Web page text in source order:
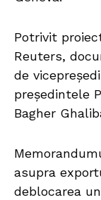
Potrivit
Reuters,
de
președintele
Bagher
asupra
deblocarea